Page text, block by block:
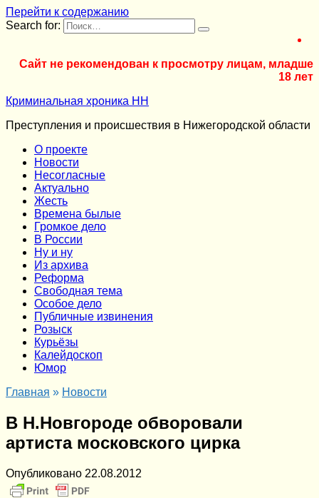
Перейти к содержанию
Search for:
Сайт не рекомендован к просмотру лицам, младше
18 лет
Криминальная хроника НН
Преступления и происшествия в Нижегородской области
О проекте
Новости
Несогласные
Актуально
Жесть
Времена былые
Громкое дело
В России
Ну и ну
Из архива
Реформа
Cвободная тема
Особое дело
Публичные извинения
Розыск
Курьёзы
Калейдоскоп
Юмор
Главная » Новости
В Н.Новгороде обворовали
артиста московского цирка
Опубликовано 22.08.2012